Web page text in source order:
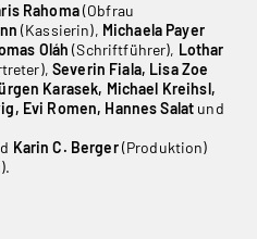
Rahoma(Obfrau
(Kassierin), Michaela Payer
Oláh (Schriftführer), Lothar
Severin Fiala, Lisa Zoe
Karasek, Michael Kreihsl,
Evi Romen, Hannes Salat und
Karin C. Berger(Produktion)